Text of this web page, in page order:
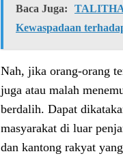
Baca Juga:
TALITHA
Kewaspadaan
Nah, jika orang-orang
juga atau malah
berdalih. Dapat
masyarakat di luar
dan kantong rakyat